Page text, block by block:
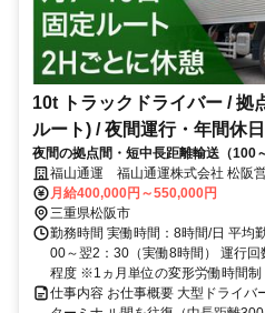
10t トラックドライバー / 拠
ルート) / 夜間運行・年間休
期夜間幹線便(正社員)
夜間の拠点間・短中長距離輸送（100
行・計画運行で無理なく働けます
福山通運 福山通運株式会社 松阪
月給400,000円～550,000円
三重県松阪市
勤務時間 実働時間：8時間/日 平均
00～翌2：30（実働8時間） 運行
程度 ※1ヵ月単位の変形労働時間制
仕事内容 お仕事概要 大型ドライバ